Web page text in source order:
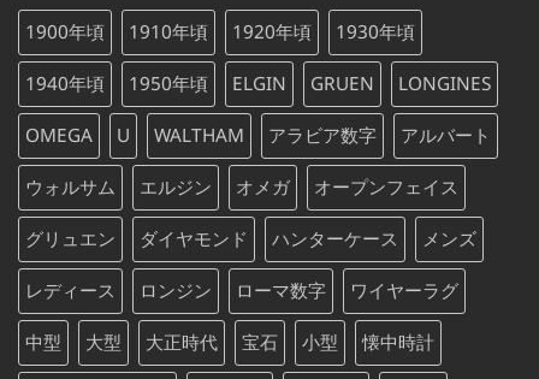
¥88,000
で
た。
は
¥88,000
で
す。
1900年頃 1910年頃 1920年頃 1930年頃
1940年頃 1950年頃 ELGIN GRUEN LONGINES
OMEGA U WALTHAM アラビア数字 アルバート
ウォルサム エルジン オメガ オープンフェイス
グリュエン ダイヤモンド ハンターケース メンズ
レディース ロンジン ローマ数字 ワイヤーラグ
中型 大型 大正時代 宝石 小型 懐中時計